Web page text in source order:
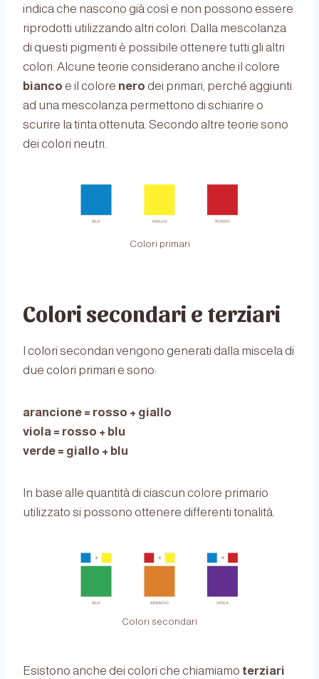
indica che nascono già così e non possono essere
riprodotti utilizzando altri colori. Dalla mescolanza
di questi pigmenti è possibile ottenere tutti gli altri
colori. Alcune teorie considerano anche il colore
bianco e il colore nero dei primari, perché aggiunti
ad una mescolanza permettono di schiarire o
scurire la tinta ottenuta. Secondo altre teorie sono
dei colori neutri.
Colori primari
Colori secondari e terziari
I colori secondari vengono generati dalla miscela di
due colori primari e sono:
arancione = rosso + giallo
viola = rosso + blu
verde = giallo + blu
In base alle quantità di ciascun colore primario
utilizzato si possono ottenere differenti tonalità.
Colori secondari
Esistono anche dei colori che chiamiamo terziari